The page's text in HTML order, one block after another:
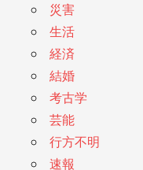
災害
生活
経済
結婚
考古学
芸能
行方不明
速報